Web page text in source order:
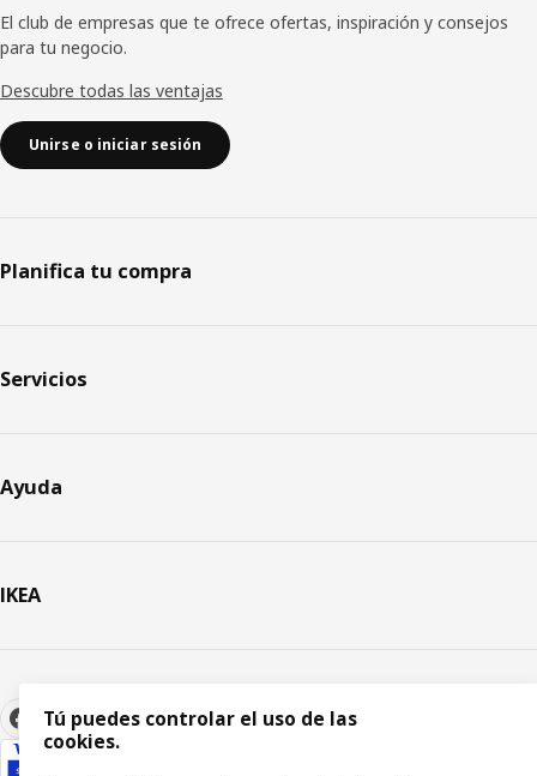
El club de empresas que te ofrece ofertas, inspiración y consejos
para tu negocio.
Descubre todas las ventajas
Unirse o iniciar sesión
Planifica tu compra
Servicios
Ayuda
IKEA
Tú puedes controlar el uso de las
cookies.